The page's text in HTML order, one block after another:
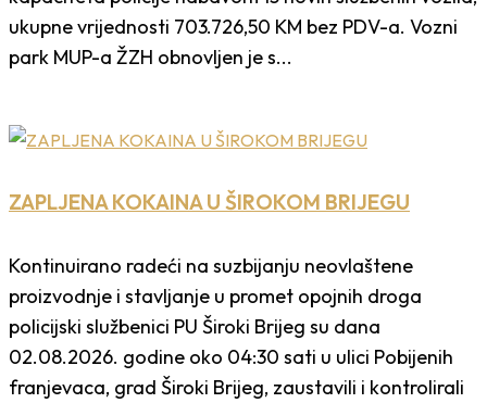
ukupne vrijednosti 703.726,50 KM bez PDV-a. Vozni
park MUP-a ŽZH obnovljen je s...
ZAPLJENA KOKAINA U ŠIROKOM BRIJEGU
Kontinuirano radeći na suzbijanju neovlaštene
proizvodnje i stavljanje u promet opojnih droga
policijski službenici PU Široki Brijeg su dana
02.08.2026. godine oko 04:30 sati u ulici Pobijenih
franjevaca, grad Široki Brijeg, zaustavili i kontrolirali